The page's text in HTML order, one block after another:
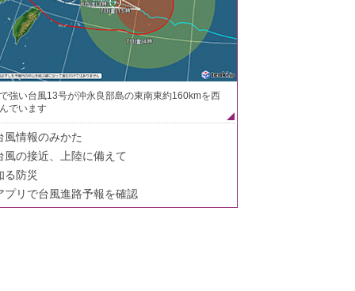
強い台風13号が沖永良部島の東南東約160kmを西
でいます
風情報のみかた
風の接近、上陸に備えて
る防災
プリで台風進路予報を確認